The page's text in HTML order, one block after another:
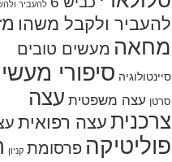
להעביר
להעביר ולקבל משהו
מחאה מעשים טובים
סיינטולוגיה סיפורי
סרטן עצה משפטית עצה
צרכנית עצה רפואית
פוליטיקה פרסומת קניון